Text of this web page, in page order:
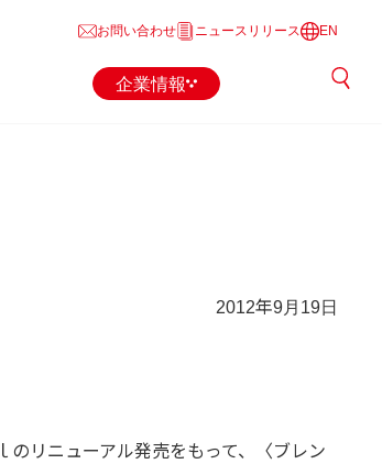
お問い合わせ ニュースリリース EN
企業情報
2012年9月19日
リニューアル発売をもって、〈ブレン